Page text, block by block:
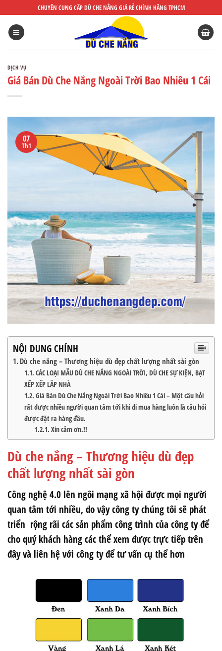
CHE
NẮNG
CHUYÊN CUNG CẤP DÙ CHE NẮNG GIÁ RẺ CHÍNH HÃNG TPHCM
DỊCH VỤ
Giá Bán Dù Che Nắng Ngoài Trời Bao Nhiêu 1 Cái
07
Th1
NỘI DUNG CHÍNH
Dù che nắng – Thương hiệu dù đẹp chất lượng nhất sài gòn
CÁC LOẠI MẪU DÙ CHE NẮNG NGOÀI TRỜI, DÙ CHE SỰ KIỆN, BẠT
XẾP XẾP LẮP NHÀ
Giá Bán Dù Che Nắng Ngoài Trời Bao Nhiêu 1 Cái – Một câu hỏi
rất được nhiều người quan tâm tới khi đi mua hàng luôn là câu hỏi
được đặt ra hàng đầu.
Xin cảm ơn.!!
Dù che nắng – Thương hiệu dù đẹp
chất lượng nhất sài gòn
Công nghệ 4.0 lên ngôi mạng xã hội được mọi người
quan tâm tới nhiều, do vậy công ty chúng tôi sẽ phát
triển rộng rãi các sản phẩm công trình của công ty để
cho quý khách hàng các thể xem được trực tiếp trên
đây và liên hệ với công ty để tư vấn cụ thể hơn